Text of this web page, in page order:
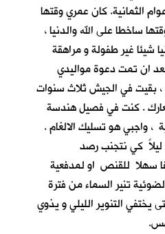
الثمانية. كان عمري وقتها
ساخطا على الله والدنيا ،
شيئا غير طفولة و مراهقة
ان تمت دعوة مواليدي
، بقيت في الجيش ثلاث سنوات
. كنت في فصيل هندسة
، واجبي هو تسليك الالغام .
ليلاً كي نتجنب رصد
سهلا للقنص او لمدفعية
تنير السماء من فترة
يختفي التنوير الليلي و يذوي